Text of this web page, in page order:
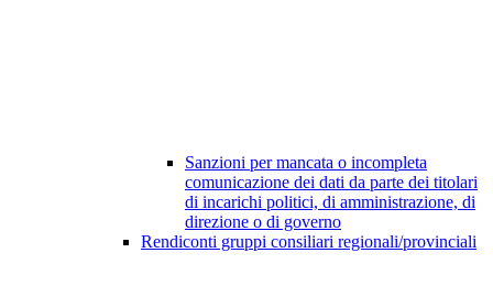
Sanzioni per mancata o incompleta
comunicazione dei dati da parte dei titolari
di incarichi politici, di amministrazione, di
direzione o di governo
Rendiconti gruppi consiliari regionali/provinciali